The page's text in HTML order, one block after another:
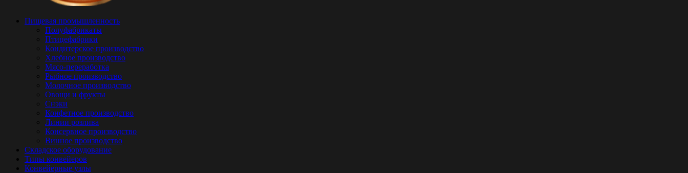
Пищевая промышленность
Полуфабрикаты
Птицефабрики
Кондитерское производство
Хлебное производство
Мясо-переработка
Рыбное производство
Молочное производство
Овощи и фрукты
Снэки
Конфетное производство
Линии розлива
Консервное производство
Винное производство
Складское оборудование
Типы конвейеров
Конвейерные узлы